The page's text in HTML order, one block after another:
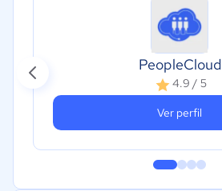
PeopleCloud
4.9 / 5
Ver perfil